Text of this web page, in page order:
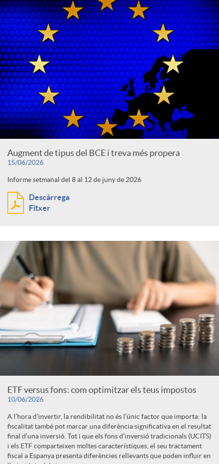
Augment de tipus del BCE i treva més propera
15/06/2026
Informe setmanal del 8 al 12 de juny de 2026
Descàrrega
Fitxer
ETF versus fons: com optimitzar els teus impostos
10/06/2026
A l’hora d’invertir, la rendibilitat no és l’únic factor que importa: la
fiscalitat també pot marcar una diferència significativa en el resultat
final d’una inversió. Tot i que els fons d’inversió tradicionals (UCITS)
i els ETF comparteixen moltes característiques, el seu tractament
fiscal a Espanya presenta diferències rellevants que poden influir en